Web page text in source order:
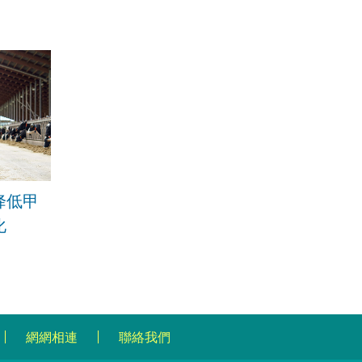
低甲
網網相連 聯絡我們